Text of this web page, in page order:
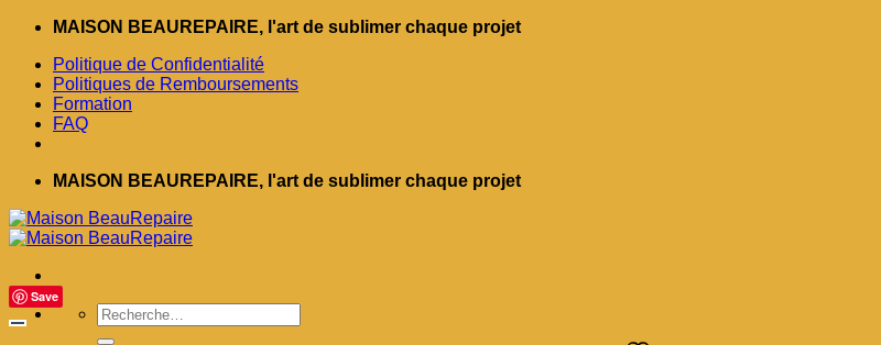
Passer
contenu
MAISON BEAUREPAIRE, l'art de sublimer chaque projet
Politique de Confidentialité
Politiques de Remboursements
Formation
FAQ
MAISON BEAUREPAIRE, l'art de sublimer chaque projet
Recherche
pour :
Save